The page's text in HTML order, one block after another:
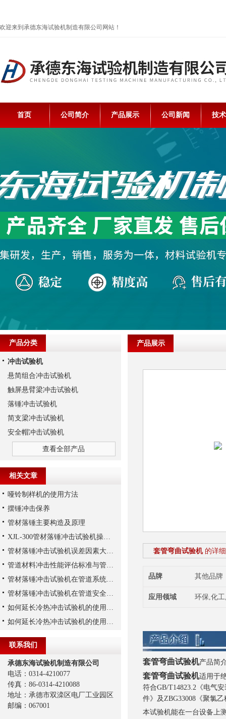
欢迎来到承德东海试验机制造有限公司网站！
首页 公司简介 产品展示 公司新闻 技
产品展示
套管弯曲试验机 的详
品牌 其他品牌
应用领域 环保,化
套管弯曲试验机产品简
套管弯曲试验机适用于
符合GB/T14823.2《电气
件》及ZBG33008《聚氯
本试验机能在一台设备上
产品分类
冲击试验机
悬简组合冲击试验机
触屏悬臂梁冲击试验机
落锤冲击试验机
简支梁冲击试验机
安全帽冲击试验机
查看全部产品
相关文章
哑铃制样机的使用方法
摆锤冲击保养
管材落锤主要构造及原理
XJL-300管材落锤冲击试验机操作方法
管材落锤冲击试验机误差因素大揭秘
管道材料冲击性能评估标准与管材落锤冲击试验机的关系
管材落锤冲击试验机在管道系统安全性评估和优化
管材落锤冲击试验机在管道安全领域的重要性与应用
如何延长冷热冲击试验机的使用寿命
如何延长冷热冲击试验机的使用寿命-1
联系我们
承德东海试验机制造有限公司
电话：0314-4210077
传真：86-0314-4210088
地址：承德市双滦区电厂工业园区
邮编：067001